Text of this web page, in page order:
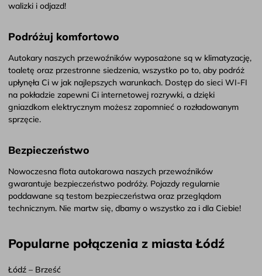
walizki i odjazd!
Podróżuj komfortowo
Autokary naszych przewoźników wyposażone są w klimatyzację,
toaletę oraz przestronne siedzenia, wszystko po to, aby podróż
upłynęła Ci w jak najlepszych warunkach. Dostęp do sieci WI-FI
na pokładzie zapewni Ci internetowej rozrywki, a dzięki
gniazdkom elektrycznym możesz zapomnieć o rozładowanym
sprzęcie.
Bezpieczeństwo
Nowoczesna flota autokarowa naszych przewoźników
gwarantuje bezpieczeństwo podróży. Pojazdy regularnie
poddawane są testom bezpieczeństwa oraz przeglądom
technicznym. Nie martw się, dbamy o wszystko za i dla Ciebie!
Popularne połączenia z miasta Łódź
Łódź – Brześć